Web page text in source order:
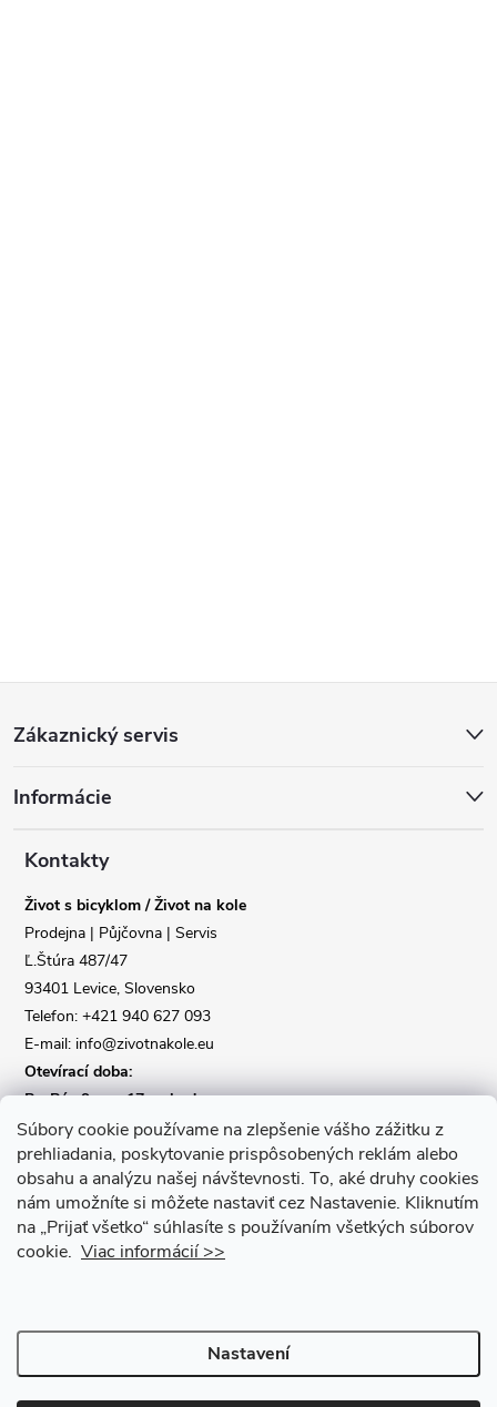
Súbory cookie používame na zlepšenie vášho zážitku z
prehliadania, poskytovanie prispôsobených reklám alebo
obsahu a analýzu našej návštevnosti. To, aké druhy cookies
nám umožníte si môžete nastaviť cez Nastavenie. Kliknutím
na „Prijať všetko“ súhlasíte s používaním všetkých súborov
cookie. Viac informácií >>
Nastavení
p
Zákaznický servis
Informácie
Kontakty
Život s bicyklom / Život na kole
Prodejna | Půjčovna | Servis
Ľ.Štúra 487/47
93401 Levice, Slovensko
Telefon: +421 940 627 093
E-mail: info@zivotnakole.eu
Otevírací doba:
Po-Pá : 9,oo - 17,oo hod
So : 9,oo - 12,oo | Ne : Zavřeno
Kontaktní formulář
Copyright 2026Život na kole. Všechna práva vyhrazena.Upravit
nastavení cookies